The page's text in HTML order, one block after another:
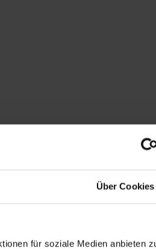
Über Cookies
für soziale Medien anbieten